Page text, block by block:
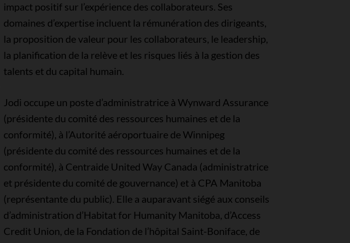
impact positif sur l’expérience des collaborateurs. Ses
domaines d’expertise incluent la rémunération des dirigeants,
la proposition de valeur pour les collaborateurs, le leadership,
la planification de la relève et les risques liés à la gestion des
talents et du capital humain.
Jodi occupe un poste d’administratrice à Wynward Assurance
(présidente du comité des ressources humaines et de la
conformité), à l’Autorité aéroportuaire de Winnipeg
(présidente du comité des ressources humaines et de la
conformité), à Centraide United Way Canada (administratrice
et présidente du comité de gouvernance) et à CPA Manitoba
(représentante du public). Elle a auparavant siégé aux conseils
d’administration d’Habitat for Humanity Manitoba, d’Access
Credit Union, de la Fondation de l’hôpital Saint-Boniface, de